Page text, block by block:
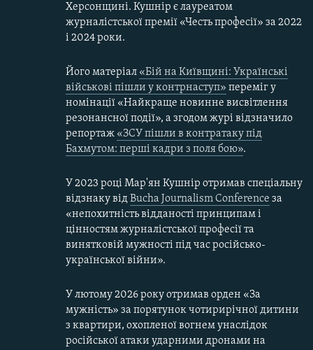
Херсонщині. Кушнір є лауреатом
журналістської премії «Честь професії» за 2022
і 2024 роки.
Його матеріал «Бій на Київщині: Українські
військові пішли у контрнаступ» переміг у
номінації «Найкраще новинне висвітлення
резонансної події», а згодом журі відзначило
репортаж «ЗСУ пішли в контратаку під
Бахмутом: перші кадри з поля бою».
У 2023 році Мар'ян Кушнір отримав спеціальну
відзнаку відBucha Journalism Conference за
«непохитність відданості принципам і
цінностям журналістської професії та
винятковій мужності під час російсько-
української війни».
У лютому 2026 року отримав орден «За
мужність» за порятунок чотирирічної дитини
з квартири, охопленої вогнем унаслідок
російської атаки ударними дронами на